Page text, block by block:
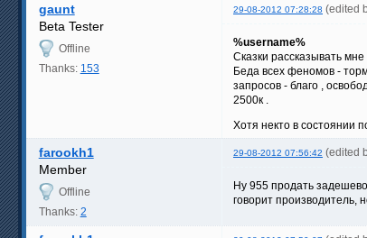
gaunt 29-08-2012 07:28:28 (edited
Beta Tester
Offline
Thanks: 153
%username%
Сказки рассказывать
Беда всех феномов -
запросов - благо ,
2500к .
Хотя некто в состоянии
farookh1 29-08-2012 07:56:42 (edited
Member
Offline
Thanks: 2
Ну 955 продать
говорит производитель,